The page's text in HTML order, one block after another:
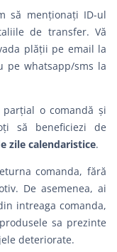
să menționați ID-ul
de transfer. Vă
plății pe email la
pe whatsapp/sms la
o comandă şi
să beneficiezi de
zile calendaristice.
comanda, fără
De asemenea, ai
intreaga comanda,
sa prezinte
deteriorate.